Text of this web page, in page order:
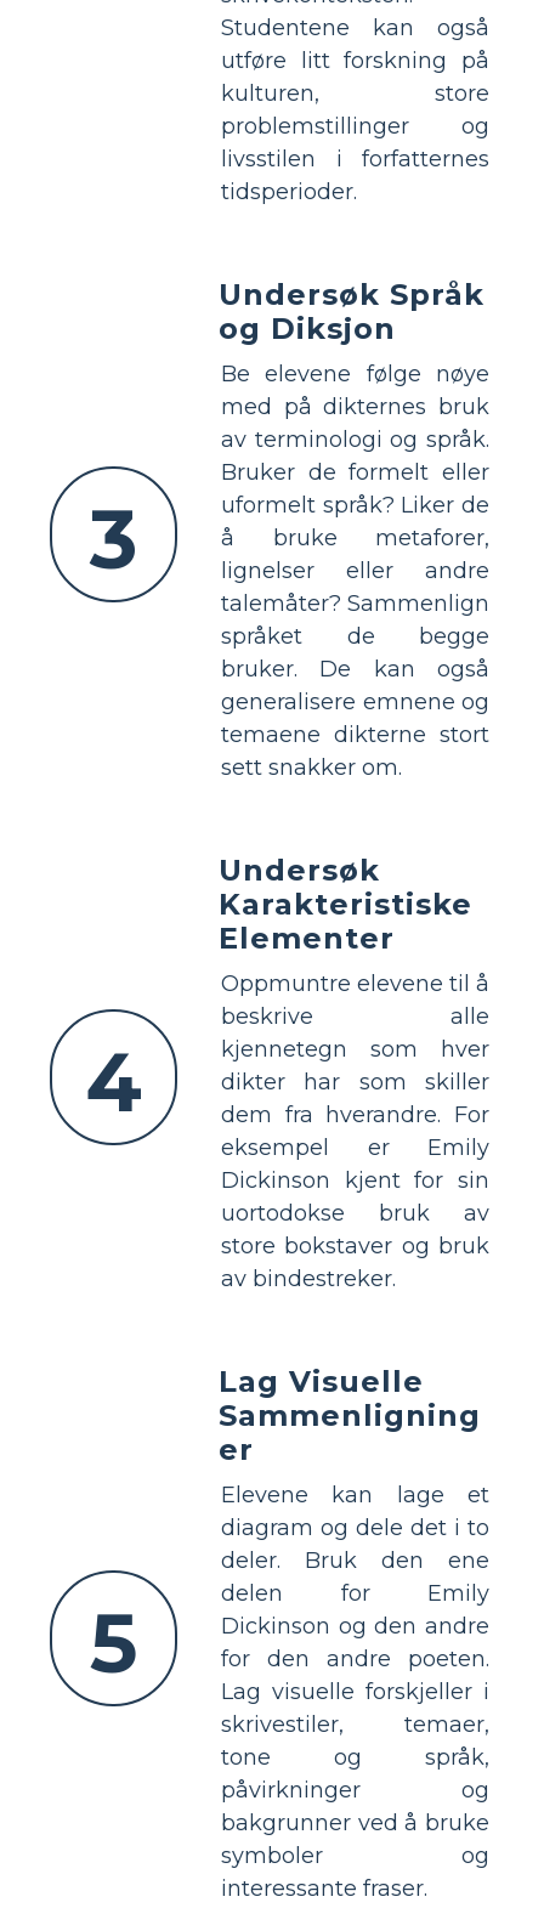
Studentene kan også
utføre litt forskning på
kulturen, store
problemstillinger og
livsstilen i forfatternes
tidsperioder.
3
Undersøk Språk
og Diksjon
Be elevene følge nøye
med på dikternes bruk
av terminologi og språk.
Bruker de formelt eller
uformelt språk? Liker de
å bruke metaforer,
lignelser eller andre
talemåter? Sammenlign
språket de begge
bruker. De kan også
generalisere emnene og
temaene dikterne stort
sett snakker om.
4
Undersøk
Karakteristiske
Elementer
Oppmuntre elevene til å
beskrive alle
kjennetegn som hver
dikter har som skiller
dem fra hverandre. For
eksempel er Emily
Dickinson kjent for sin
uortodokse bruk av
store bokstaver og bruk
av bindestreker.
5
Lag Visuelle
Sammenligning
er
Elevene kan lage et
diagram og dele det i to
deler. Bruk den ene
delen for Emily
Dickinson og den andre
for den andre poeten.
Lag visuelle forskjeller i
skrivestiler, temaer,
tone og språk,
påvirkninger og
bakgrunner ved å bruke
symboler og
interessante fraser.